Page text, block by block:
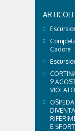
con il
principali
affrontare il
ARTICOLI
Cadore
9
E